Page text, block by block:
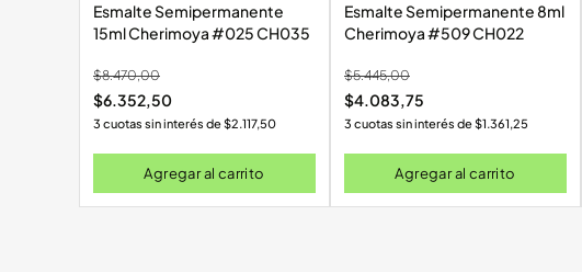
Esmalte Semipermanente
15ml Cherimoya #025 CH035
$8.470,00
$6.352,50
3 cuotas sin interés de $2.117,50
Agregar al carrito
Esmalte Semipermanente 8ml
Cherimoya #509 CH022
$5.445,00
$4.083,75
3 cuotas sin interés de $1.361,25
Agregar al carrito